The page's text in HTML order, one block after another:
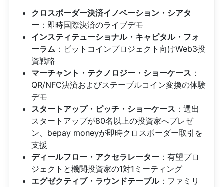
クロスボーダー決済イノベーション・シアタ
ー ：即時国際決済のライブデモ
インスティテューショナル・キャピタル・フォ
ーラム ：ビットコインプロジェクト向けWeb3投
資戦略
マーチャント・テクノロジー・ショーケース ：
QR/NFC決済およびステーブルコイン変換の体験
デモ
スタートアップ・ピッチ・ショーケース ：選出
スタートアップが80名以上の投資家へプレゼ
ン、bepay moneyが即時クロスボーダー取引を
支援
ディールフロー・アクセラレーター ：有望プロ
ジェクトと機関投資家の1対1ミーティング
エグゼクティブ・ラウンドテーブル：ファミリ